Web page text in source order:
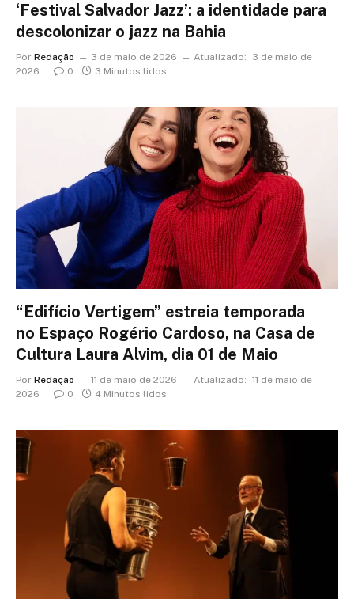
‘Festival Salvador Jazz’: a identidade para
descolonizar o jazz na Bahia
Por Redação 3 de maio de 2026 Atualizado:
3 de maio de
2026
0 3 Minutos lidos
“Edifício Vertigem” estreia temporada
no Espaço Rogério Cardoso, na Casa de
Cultura Laura Alvim, dia 01 de Maio
Por Redação 11 de maio de 2026 Atualizado: 11 de maio de
2026
0 4 Minutos lidos